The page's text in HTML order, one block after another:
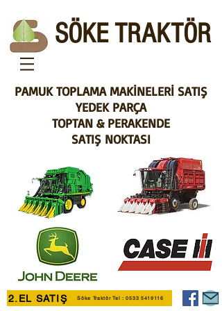
SÖKE TRAKTÖR
PAMUK TOPLAMA MAKİNELERİ SATIŞ
YEDEK PARÇA
TOPTAN & PERAKENDE
SATIŞ NOKTASI
2.EL SATIŞ Söke Traktör Tel : 0533 5419116